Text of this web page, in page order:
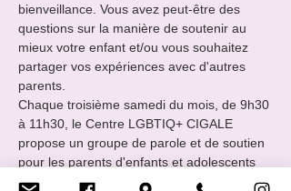
bienveillance. Vous avez peut-être des
questions sur la manière de soutenir au
mieux votre enfant et/ou vous souhaitez
partager vos expériences avec d'autres
parents.
Chaque troisième samedi du mois, de 9h30
à 11h30, le Centre LGBTIQ+ CIGALE
propose un groupe de parole et de soutien
pour les parents d'enfants et adolescents
transgenres et nonbinaires.